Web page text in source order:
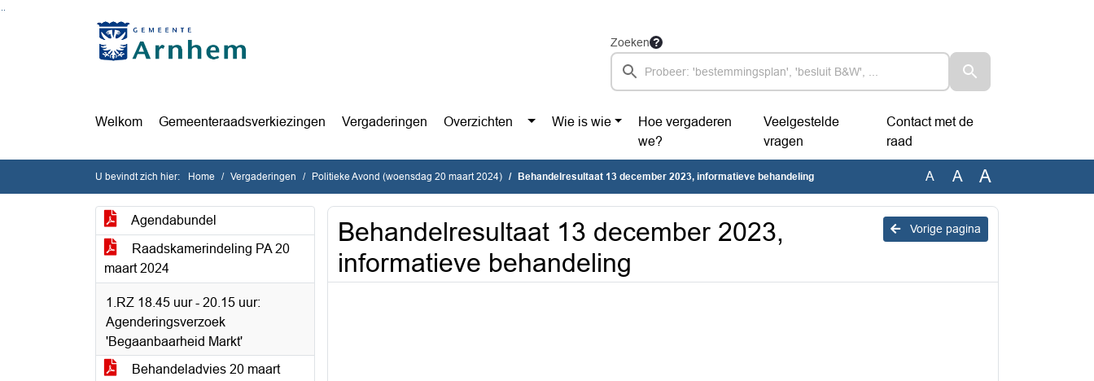
Ga naar de inhoud van deze pagina
Ga naar het zoeken
Ga naar het menu
Zoeken
Welkom Gemeenteraadsverkiezingen Vergaderingen Overzichten Wie is wie
Hoe vergaderen
we?
Veelgestelde
vragen
Contact met de
raad
U bevindt zich hier: Home Vergaderingen Politieke Avond (woensdag 20 maart 2024) Behandelresultaat 13 december 2023, informatieve behandeling A A A
Agendabundel
Raadskamerindeling PA 20
maart 2024
1.RZ 18.45 uur - 20.15 uur:
Agenderingsverzoek
'Begaanbaarheid Markt'
Behandeladvies 20 maart
Vorige pagina
Behandelresultaat 13 december 2023,
informatieve behandeling